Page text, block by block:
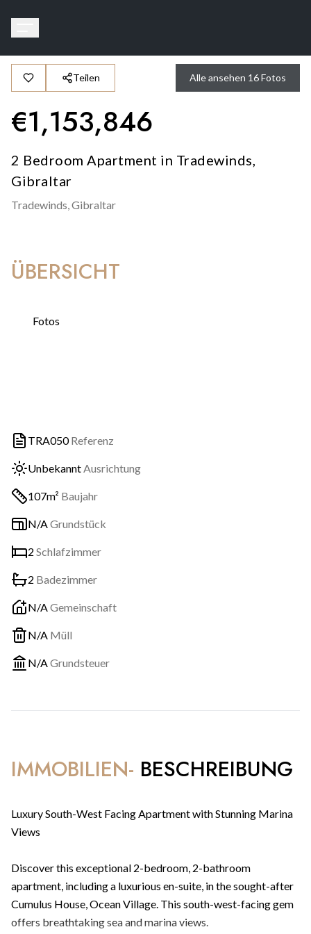
Teilen Alle ansehen 16Fotos
€1,153,846
2 Bedroom Apartment in Tradewinds,
Gibraltar
Tradewinds,Gibraltar
ÜBERSICHT
Fotos
TRA050 Referenz
UnbekanntAusrichtung
107m² Baujahr
N/AGrundstück
2 Schlafzimmer
2 Badezimmer
N/AGemeinschaft
N/A Müll
N/AGrundsteuer
IMMOBILIEN- BESCHREIBUNG
Luxury South-West Facing Apartment with Stunning Marina
Views
Discover this exceptional 2-bedroom, 2-bathroom
apartment, including a luxurious en-suite, in the sought-after
Cumulus House, Ocean Village. This south-west-facing gem
offers breathtaking sea and marina views.